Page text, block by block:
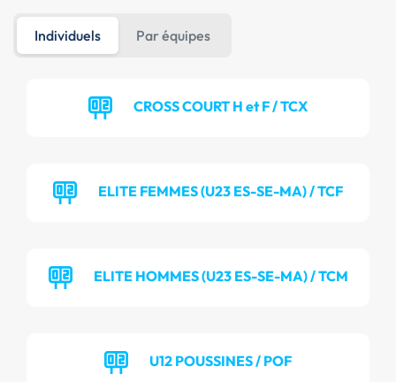
Individuels Par équipes
CROSS COURT H et F / TCX
ELITE FEMMES (U23 ES-SE-MA) / TCF
ELITE HOMMES (U23 ES-SE-MA) / TCM
U12 POUSSINES / POF